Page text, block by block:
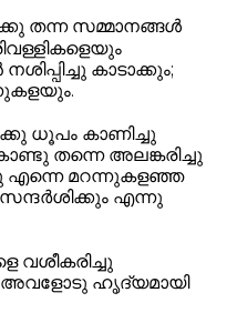
തന്ന സമ്മാനങ്ങൾ
കാടാക്കും;
ധൂപം കാണിച്ചു
തന്നെ അലങ്കരിച്ചു
എന്നെ മറന്നുകളഞ്ഞ
എന്നു
അവളോടു ഹൃദ്യമായി